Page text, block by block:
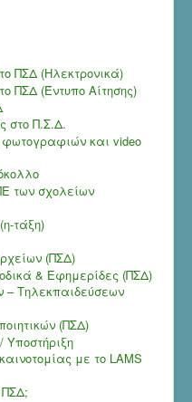
ΠΣΔ (Ηλεκτρονικά)
ΠΣΔ (Έντυπο Αίτησης)
στο Π.Σ.Δ.
φωτογραφιών και video
των σχολείων
τάξη)
(ΠΣΔ)
& Εφημερίδες (ΠΣΔ)
– Τηλεκπαιδεύσεων
(ΠΣΔ)
με το LAMS
ΠΣΔ;